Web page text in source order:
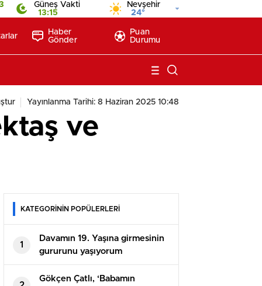
Güneş Vakti
13:15
Nevşehir
24°
Haber
Gönder
Puan
Durumu
Yayınlanma Tarihi: 8 Haziran 2025 10:48
ve
KATEGORİNİN POPÜLERLERİ
1
Davamın 19. Yaşına girmesinin
gururunu yaşıyorum
Gökçen Çatlı, ‘Babamın